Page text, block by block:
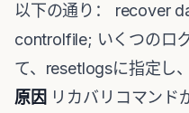
以下の通り： recover
controlfile; いくつのロ
て、resetlogsに指定し
原因 リカバリコマンド